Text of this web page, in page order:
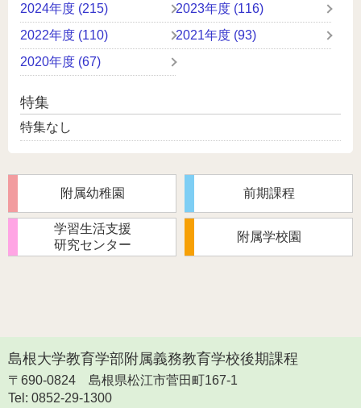
2024年度 (215)
2023年度 (116)
2022年度 (110)
2021年度 (93)
2020年度 (67)
特集
特集なし
附属幼稚園 前期課程
学習生活支援
研究センター
附属学校園
島根大学教育学部附属義務教育学校後期課程
〒690-0824
島根県松江市菅田町167-1
Tel: 0852-29-1300